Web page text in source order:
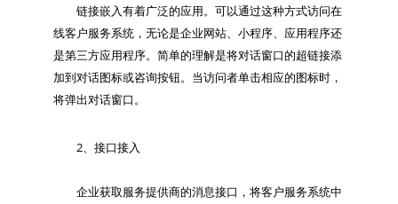
链接嵌入有着广泛的应用。可以通过这种方式访问在
线客户服务系统，无论是企业网站、小程序、应用程序还
是第三方应用程序。简单的理解是将对话窗口的超链接添
加到对话图标或咨询按钮。当访问者单击相应的图标时，
2、接口接入
企业获取服务提供商的消息接口，将客户服务系统中